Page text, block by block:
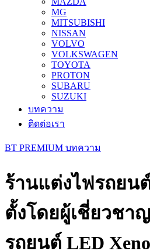
MG
MITSUBISHI
NISSAN
VOLVO
VOLKSWAGEN
TOYOTA
PROTON
SUBARU
SUZUKI
บทความ
ติดต่อเรา
BT PREMIUM บทความ
ร้านแต่งไฟรถยน
ตั้งโดยผู้เชี่ยวชา
รถยนต์ LED